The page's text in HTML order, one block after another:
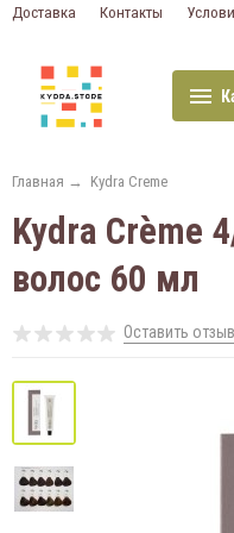
Доставка Контакты
Главная → Kydra Creme
Kydra Crème
волос 60 мл
Оставить отзыв